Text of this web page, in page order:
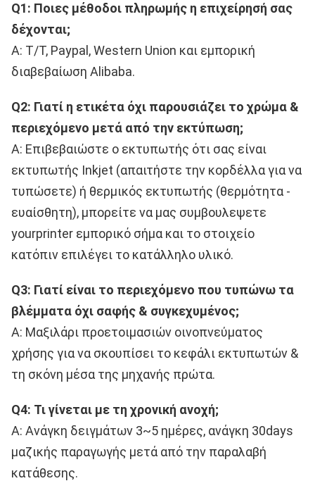
Q1: Ποιες μέθοδοι πληρωμής η επιχείρησή σας
δέχονται;
Α: T/T, Paypal, Western Union και εμπορική
διαβεβαίωση Alibaba.
Q2: Γιατί η ετικέτα όχι παρουσιάζει το χρώμα &
περιεχόμενο μετά από την εκτύπωση;
Α: Επιβεβαιώστε ο εκτυπωτής ότι σας είναι
εκτυπωτής Inkjet (απαιτήστε την κορδέλλα για να
τυπώσετε) ή θερμικός εκτυπωτής (θερμότητα -
ευαίσθητη), μπορείτε να μας συμβουλεψετε
yourprinter εμπορικό σήμα και το στοιχείο
κατόπιν επιλέγει το κατάλληλο υλικό.
Q3: Γιατί είναι το περιεχόμενο που τυπώνω τα
βλέμματα όχι σαφής & συγκεχυμένος;
Α: Μαξιλάρι προετοιμασιών οινοπνεύματος
χρήσης για να σκουπίσει το κεφάλι εκτυπωτών &
τη σκόνη μέσα της μηχανής πρώτα.
Q4: Τι γίνεται με τη χρονική ανοχή;
Α: Ανάγκη δειγμάτων 3~5 ημέρες, ανάγκη 30days
μαζικής παραγωγής μετά από την παραλαβή
κατάθεσης.